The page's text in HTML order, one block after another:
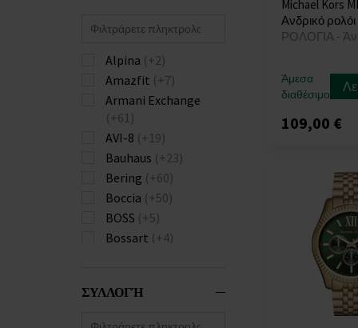
Alpina (+2)
Amazfit (+7)
Armani Exchange
(+61)
AVI-8 (+19)
Bauhaus (+23)
Bering (+60)
Boccia (+50)
BOSS (+5)
Bossart (+4)
Calvin Klein
ΣΥΛΛΟΓΉ
Michael Kors
Ανδρικό ρολόι
ΡΟΛΟΓΙΑ -
Άμεσα
διαθέσιμο
109,00 €